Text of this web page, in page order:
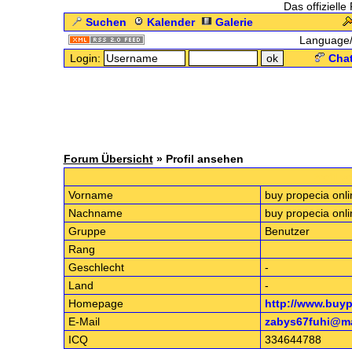
Das offizielle
Suchen
Kalender
Galerie
Login:
Forum Übersicht» Profil ansehen
Vorname
buy propecia
Nachname
buy propecia
Gruppe
Benutzer
Rang
Geschlecht
-
Land
-
Homepage
http://
E-Mail
ICQ
334644788